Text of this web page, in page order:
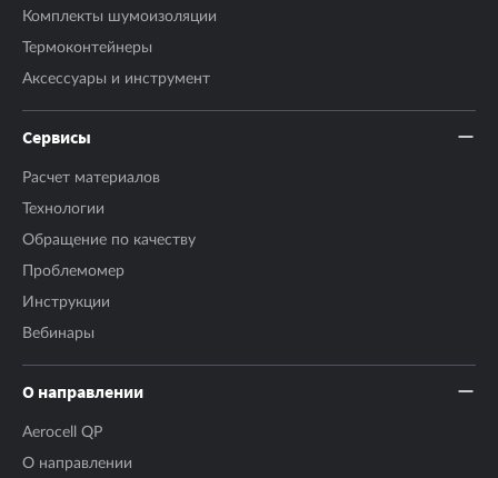
Комплекты шумоизоляции
Термоконтейнеры
Аксесcуары и инструмент
Сервисы
Расчет материалов
Технологии
Обращение по качеству
Проблемомер
Инструкции
Вебинары
О направлении
Aerocell QP
О направлении